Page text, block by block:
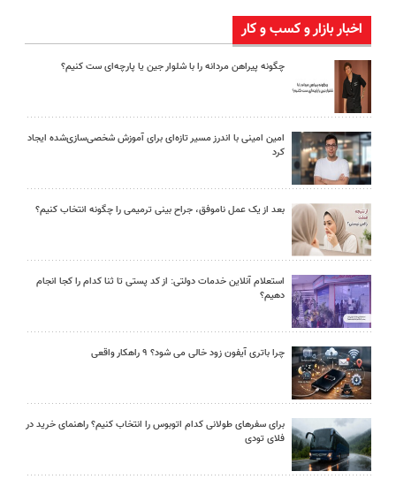
اخبار بازار و کسب و کار
چگونه پیراهن مردانه را با شلوار جین یا پارچه‌ای ست کنیم؟
امین امینی با اندرز مسیر تازه‌ای برای آموزش شخصی‌سازی‌شده ایجاد
کرد
بعد از یک عمل ناموفق، جراح بینی ترمیمی را چگونه انتخاب کنیم؟
استعلام آنلاین خدمات دولتی: از کد پستی تا ثنا کدام را کجا انجام
دهیم؟
چرا باتری آیفون زود خالی می شود؟ ۹ راهکار واقعی
برای سفرهای طولانی کدام اتوبوس را انتخاب کنیم؟ راهنمای خرید در
فلای تودی